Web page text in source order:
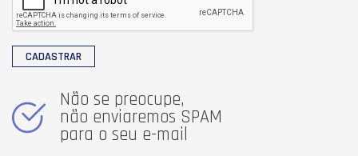
CADASTRAR
Não se preocupe,
não enviaremos SPAM
para o seu e-mail